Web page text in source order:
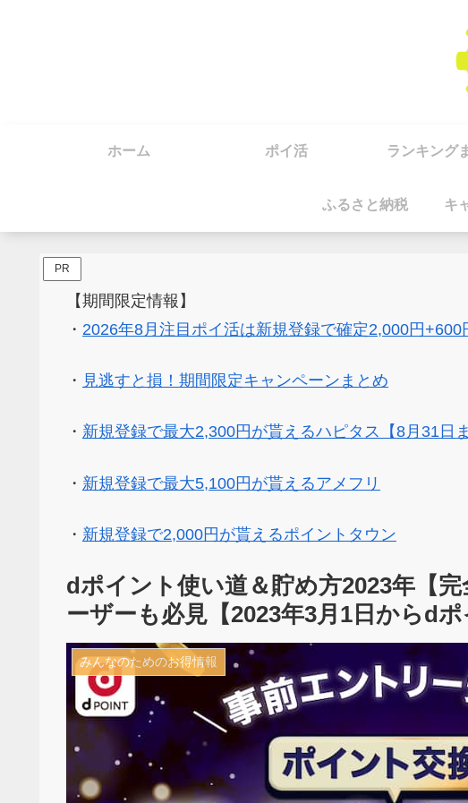
ホーム ポイ活 ランキング
ふるさと納税 キ
PR
【期間限定情報】
・ 2026年8月注目ポイ活は新規登録で確定2,000円
・ 見逃すと損！期間限定キャンペーンまとめ
・ 新規登録で最大2,300円が貰えるハピタス【8月31日ま
・ 新規登録で最大5,100円が貰えるアメフリ
・ 新規登録で2,000円が貰えるポイントタウン
dポイント使い道＆貯め方2023年【
ーザーも必見【2023年3月1日からdポ
みんなのためのお得情報